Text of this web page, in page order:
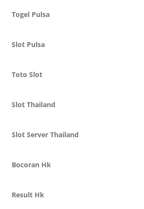
Togel Pulsa
Slot Pulsa
Toto Slot
Slot Thailand
Slot Server Thailand
Bocoran Hk
Result Hk